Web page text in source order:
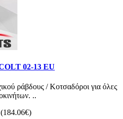
02-13 EU
ράβδους / Κοτσαδόροι για όλες
..